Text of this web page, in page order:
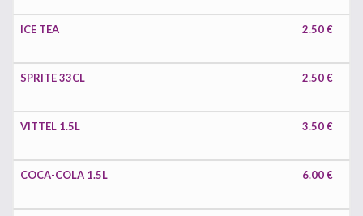
ICE TEA 2.50 €
SPRITE 33CL 2.50 €
VITTEL 1.5L 3.50 €
COCA-COLA 1.5L 6.00 €